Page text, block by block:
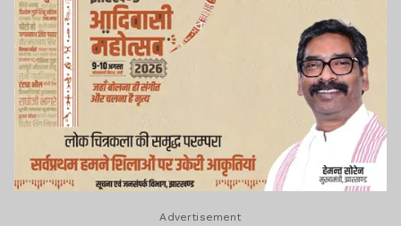
Advertisement